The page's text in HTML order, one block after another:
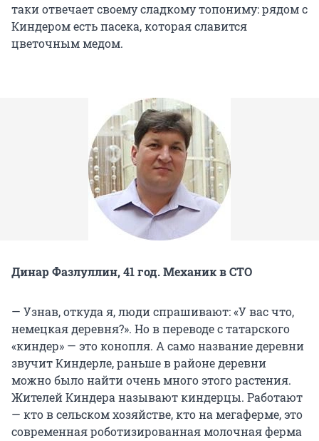
таки отвечает своему сладкому топониму: рядом с
Киндером есть пасека, которая славится
цветочным медом.
Динар Фазлуллин, 41 год. Механик в СТО
— Узнав, откуда я, люди спрашивают: «У вас что,
немецкая деревня?». Но в переводе с татарского
«киндер» — это конопля. А само название деревни
звучит Киндерле, раньше в районе деревни
можно было найти очень много этого растения.
Жителей Киндера называют киндерцы. Работают
— кто в сельском хозяйстве, кто на мегаферме, это
современная роботизированная молочная ферма